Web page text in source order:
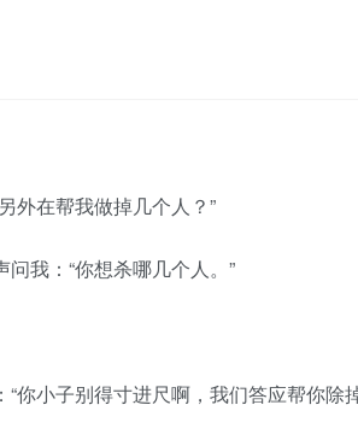
外在帮我做掉几个人？”
我：“你想杀哪几个人。”
你小子别得寸进尺啊，我们答应帮你除